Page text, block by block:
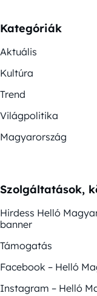
Kategóriák
Aktuális
Kultúra
Trend
Világpolitika
Magyarország
Szolgáltatások,
Hirdess Helló
banner
Támogatás
Facebook – Helló
Instagram – Helló